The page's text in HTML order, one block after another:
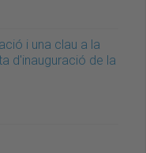
i una clau a la
d'inauguració de la